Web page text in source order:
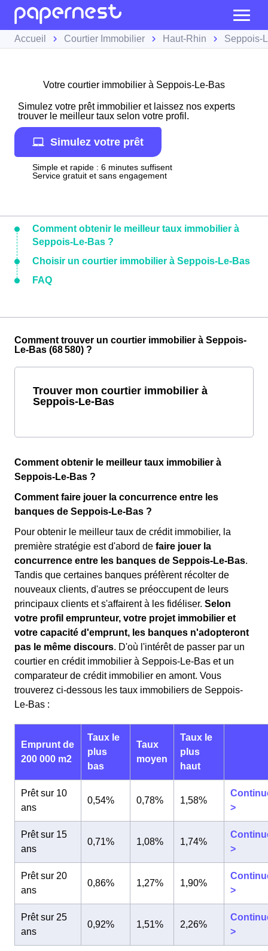
Accueil Courtier Immobilier Haut-Rhin Seppois-
Votre courtier immobilier à Seppois-Le-Bas
Simulez votre prêt immobilier et laissez nos experts
trouver le meilleur taux selon votre profil.
Simulez votre prêt
Simple et rapide : 6 minutes suffisent
Service gratuit et sans engagement
Comment obtenir le meilleur taux immobilier à
Seppois-Le-Bas ?
Choisir un courtier immobilier à Seppois-Le-Bas
FAQ
Comment trouver un courtier immobilier à Seppois-
Le-Bas (68 580) ?
Trouver mon courtier immobilier à
Seppois-Le-Bas
Comment obtenir le meilleur taux immobilier à
Seppois-Le-Bas ?
Comment faire jouer la concurrence entre les
banques de Seppois-Le-Bas ?
Pour obtenir le meilleur taux de crédit immobilier, la
première stratégie est d'abord de faire jouer la
concurrence entre les banques de Seppois-Le-Bas.
Tandis que certaines banques préfèrent récolter de
nouveaux clients, d'autres se préoccupent de leurs
principaux clients et s'affairent à les fidéliser. Selon
votre profil emprunteur, votre projet immobilier et
votre capacité d'emprunt, les banques n'adopteront
pas le même discours. D'où l'intérêt de passer par un
courtier en crédit immobilier à Seppois-Le-Bas et un
comparateur de crédit immobilier en amont. Vous
trouverez ci-dessous les taux immobiliers de Seppois-
Le-Bas :
Emprunt de
200 000 m2
Taux le
plus
bas
Taux
moyen
Taux le
plus
haut
Prêt sur 10
ans
0,54% 0,78% 1,58%
>
Prêt sur 15
ans
0,71% 1,08% 1,74%
>
Prêt sur 20
ans
0,86% 1,27% 1,90%
>
Prêt sur 25
ans
0,92% 1,51% 2,26%
>